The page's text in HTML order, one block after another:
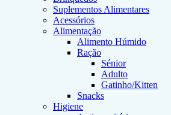
Suplementos Alimentares
Acessórios
Alimentação
Alimento Húmido
Ração
Sénior
Adulto
Gatinho/Kitten
Snacks
Higiene